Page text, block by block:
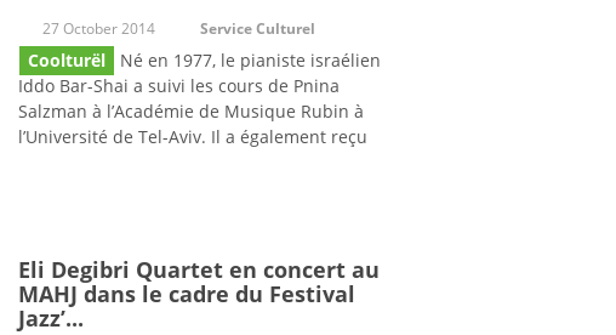
27 October 2014 Service Culturel
Coolturël
Né en 1977, le pianiste israélien
Iddo Bar-Shai a suivi les cours de Pnina
Salzman à l’Académie de Musique Rubin à
l’Université de Tel-Aviv. Il a également reçu
Eli Degibri Quartet en concert au
MAHJ dans le cadre du Festival
Jazz’...